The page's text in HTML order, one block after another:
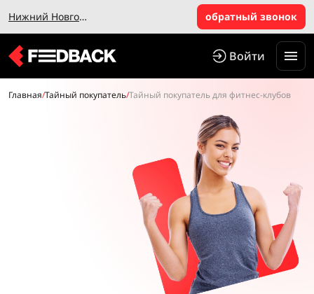
Нижний Новгород обратный звонок
Войти
Главная/Тайный покупатель/Тайный покупатель для фитнес-клубов